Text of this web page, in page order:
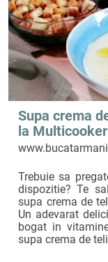
Supa crema
la
Bucatar
Trebuie sa
dispozitie? Te
supa crema de
Un adevarat
bogat in
supa crema de